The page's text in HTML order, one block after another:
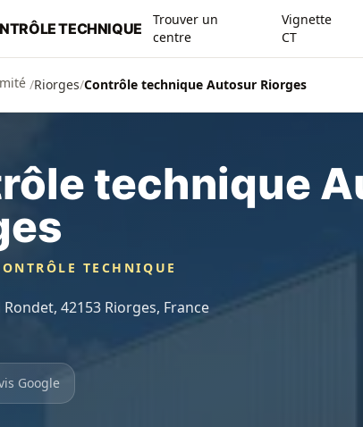
TECHNIQUE
Trouver un
centre
Vignette
CT
/Riorges/Contrôle technique Autosur Riorges
technique
TECHNIQUE
42153 Riorges, France
Google